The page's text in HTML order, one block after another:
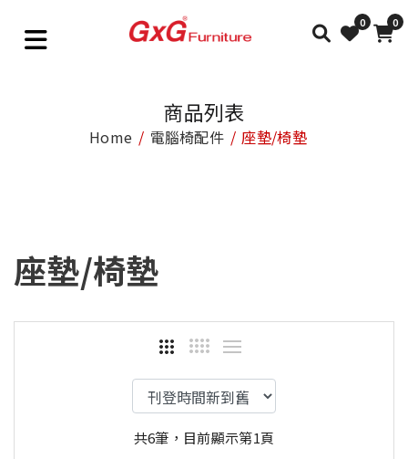
0 0
商品列表
Home 電腦椅配件 座墊/椅墊
座墊/椅墊
共6筆，目前顯示第1頁